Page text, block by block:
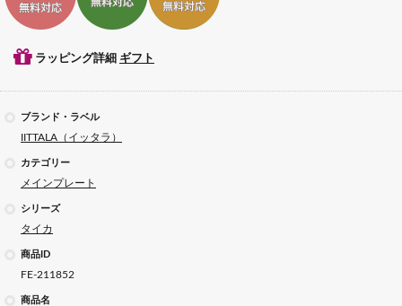
ラッピング詳細 ギフト
ブランド・ラベル
IITTALA（イッタラ）
カテゴリー
メインプレート
シリーズ
タイカ
商品ID
FE-211852
商品名